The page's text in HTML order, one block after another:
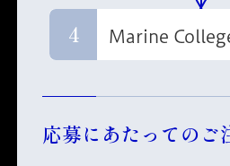
4 Marine
応募にあたっての ご